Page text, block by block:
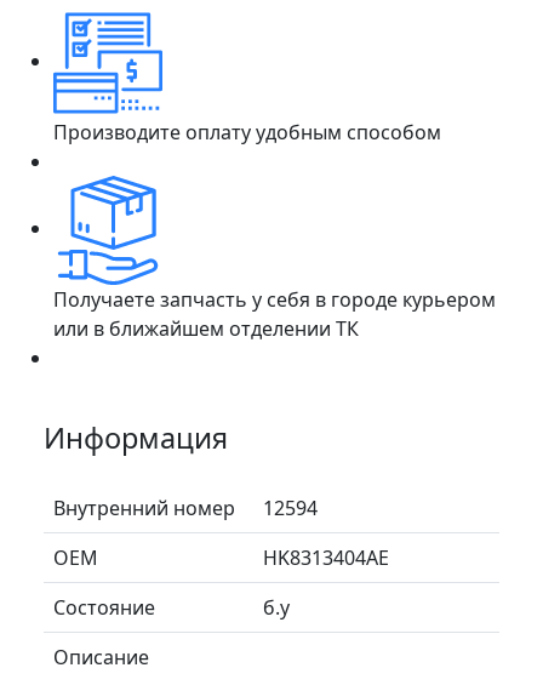
Производите оплату удобным способом
Получаете запчасть у себя в городе курьером
или в ближайшем отделении ТК
Информация
Внутренний номер
12594
ОЕМ
HK8313404AE
Состояние
б.у
Описание